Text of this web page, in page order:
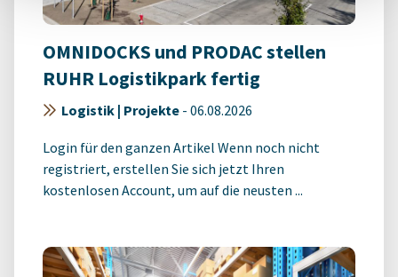
OMNIDOCKS und PRODAC stellen
RUHR Logistikpark fertig
Logistik | Projekte - 06.08.2026
Login für den ganzen Artikel Wenn noch nicht
registriert, erstellen Sie sich jetzt Ihren
kostenlosen Account, um auf die neusten ...